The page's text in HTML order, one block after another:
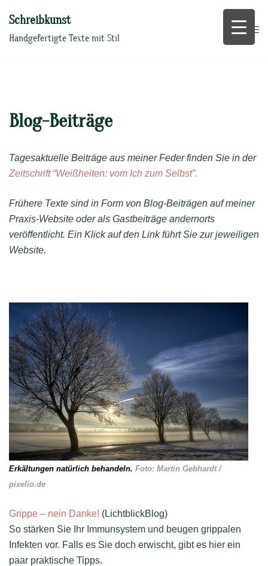
Inhalt
springen
Schreibkunst
Handgefertigte Texte mit Stil
Blog-Beiträge
Tagesaktuelle Beiträge aus meiner Feder finden Sie in der
Zeitschrift “Weißheiten: vom Ich zum Selbst”.
Frühere Texte sind in Form von Blog-Beiträgen auf meiner
Praxis-Website oder als Gastbeiträge andernorts
veröffentlicht. Ein Klick auf den Link führt Sie zur jeweiligen
Website.
Erkältungen natürlich behandeln. Foto: Martin Gebhardt /
pixelio.de
Grippe – nein Danke! (LichtblickBlog)
So stärken Sie Ihr Immunsystem und beugen grippalen
Infekten vor. Falls es Sie doch erwischt, gibt es hier ein
paar praktische Tipps.